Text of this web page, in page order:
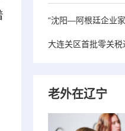
“沈阳—阿根廷企业
大连关区首批零关
老外在辽宁